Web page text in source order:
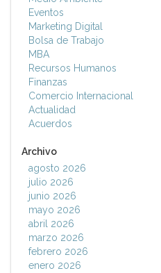
Eventos
Marketing Digital
Bolsa de Trabajo
MBA
Recursos Humanos
Finanzas
Comercio Internacional
Actualidad
Acuerdos
Archivo
agosto 2026
julio 2026
junio 2026
mayo 2026
abril 2026
marzo 2026
febrero 2026
enero 2026